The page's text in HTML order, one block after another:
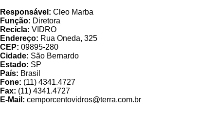
Responsável: Cleo Marba
Função: Diretora
Recicla: VIDRO
Endereço: Rua Oneda, 325
CEP: 09895-280
Cidade: São Bernardo
Estado: SP
País: Brasil
Fone: (11) 4341.4727
Fax: (11) 4341.4727
E-Mail: cemporcentovidros@terra.com.br